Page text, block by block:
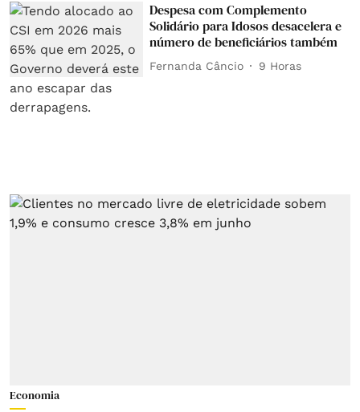
Despesa com Complemento
Solidário para Idosos desacelera e
número de beneficiários também
Fernanda Câncio 9 Horas
Economia